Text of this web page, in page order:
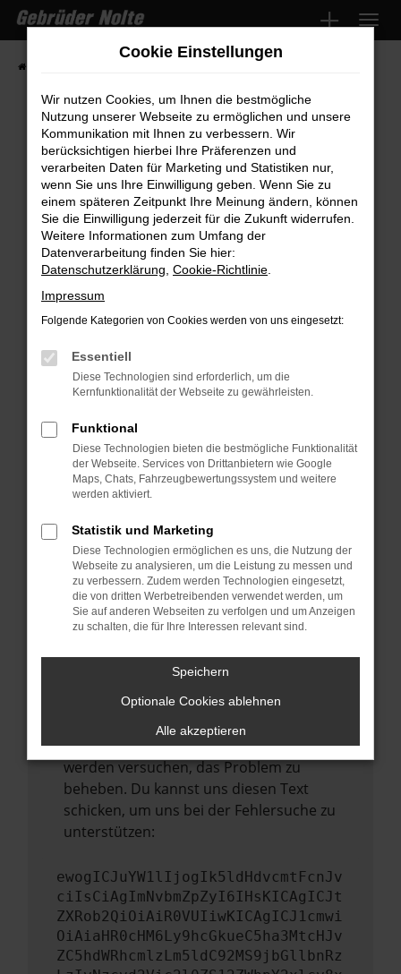
Zum
Hauptinhalt
springen
Fehler: Network Error
Beim Laden ist ein Fehler aufgetreten.
Hier sind ein paar Tipps, die dir helfen können:
Überprüfe deine Firewall und deine
Internetverbindung.
Manche Erweiterungen, wie Werbeblocker,
können das Laden bestimmter Seiten
verhindern. Funktioniert die Seite in einem
anderen Browser oder in einem privaten
Fenster?
Starte dein Gerät neu.
Das kann manchmal helfen,
Stelle sicher, dass dein Browser und dein
Betriebssystem auf dem neuesten Stand
sind.
Veraltete Software birgt nicht nur ein
Sicherheitsrisiko, sondern kann auch dazu
führen, dass bestimmte Funktionen nicht
mehr unterstützt werden.
Wende dich an den Webseitenbetreiber.
Wenn du alle oben genannten Schritte
versucht hast, kontaktiere uns bitte. Wir
werden versuchen, das Problem zu
beheben. Du kannst uns diesen Text
schicken, um uns bei der Fehlersuche zu
unterstützen:
ewogICJuYW1lIjogIk5ldHdvcmtFcnJv
ciIsCiAgImNvbmZpZyI6IHsKICAgICJt
ZXRob2QiOiAiR0VUIiwKICAgICJ1cmwi
OiAiaHR0cHM6Ly9hcGkueC5ha3MtcHJv
ZC5hdWRhcmlzLm5ldC92MS9jbGllbnRz
Cookie Einstellungen
Wir nutzen Cookies, um Ihnen die bestmögliche
Nutzung unserer Webseite zu ermöglichen und unsere
Kommunikation mit Ihnen zu verbessern. Wir
berücksichtigen hierbei Ihre Präferenzen und
verarbeiten Daten für Marketing und Statistiken nur,
wenn Sie uns Ihre Einwilligung geben. Wenn Sie zu
einem späteren Zeitpunkt Ihre Meinung ändern, können
Sie die Einwilligung jederzeit für die Zukunft widerrufen.
Weitere Informationen zum Umfang der
Datenverarbeitung finden Sie hier:
Datenschutzerklärung Cookie-Richtlinie
Impressum
Folgende Kategorien von Cookies werden von uns eingesetzt:
Essentiell
Diese Technologien sind erforderlich, um die
Kernfunktionalität der Webseite zu gewährleisten.
Funktional
Diese Technologien bieten die bestmögliche Funktionalität
der Webseite. Services von Drittanbietern wie Google
Maps, Chats, Fahrzeugbewertungssystem und weitere
werden aktiviert.
Statistik und Marketing
Diese Technologien ermöglichen es uns, die Nutzung der
Webseite zu analysieren, um die Leistung zu messen und
zu verbessern. Zudem werden Technologien eingesetzt,
die von dritten Werbetreibenden verwendet werden, um
Sie auf anderen Webseiten zu verfolgen und um Anzeigen
zu schalten, die für Ihre Interessen relevant sind.
Speichern
Optionale Cookies ablehnen
Alle akzeptieren